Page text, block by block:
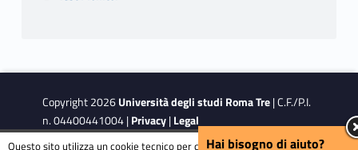
Copyright 2026Università degli studi Roma Tre| C.F./P.I.
n. 04400441004 |Privacy|Legal
Notes|Accessibility Accessibility TargetHai bisogno di aiuto?
Questo sito utilizza un cookie tecnico per consentire la corretta navigazione.